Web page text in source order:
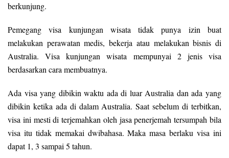
berkunjung.
Pemegang visa kunjungan wisata tidak punya izin buat
melakukan perawatan medis, bekerja atau melakukan bisnis di
Australia. Visa kunjungan wisata mempunyai 2 jenis visa
berdasarkan cara membuatnya.
Ada visa yang dibikin waktu ada di luar Australia dan ada yang
dibikin ketika ada di dalam Australia. Saat sebelum di terbitkan,
visa ini mesti di terjemahkan oleh jasa penerjemah tersumpah bila
visa itu tidak memakai dwibahasa. Maka masa berlaku visa ini
dapat 1, 3 sampai 5 tahun.